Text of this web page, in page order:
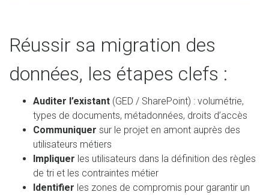
Réussir sa migration des
données, les étapes clefs :
Auditer l’existant (GED / SharePoint) : volumétrie,
types de documents, métadonnées, droits d’accès
Communiquer sur le projet en amont auprès des
utilisateurs métiers
Impliquer les utilisateurs dans la définition des règles
de tri et les contraintes métier
Identifier les zones de compromis pour garantir un